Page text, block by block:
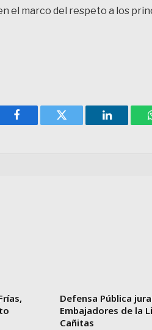
el marco del respeto a los
Facebook Twitter LinkedIn
Defensa Pública
Embajadores de la
Cañitas